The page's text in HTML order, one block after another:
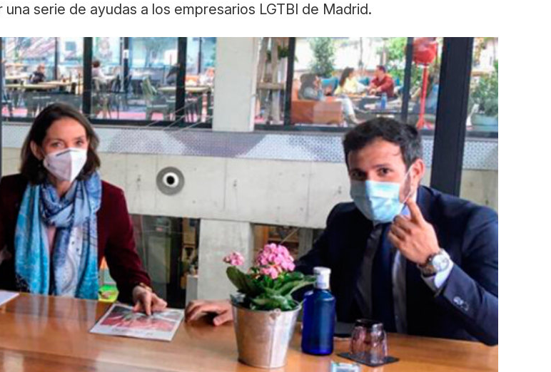
serie de ayudas a los empresarios LGTBI de Madrid.